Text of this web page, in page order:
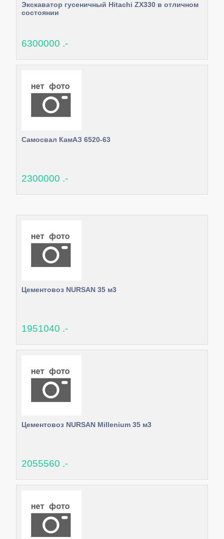
Экскаватор гусеничный Hitachi ZX330 в отличном
состоянии
6300000 .-
Самосвал КамАЗ 6520-63
2300000 .-
Цементовоз NURSAN 35 м3
1951040 .-
Цементовоз NURSAN Millenium 35 м3
2055560 .-